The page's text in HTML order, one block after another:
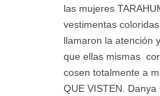
las mujeres
vestimentas
llamaron la atención
que ellas mismas
cosen totalmente a
QUE VISTEN.